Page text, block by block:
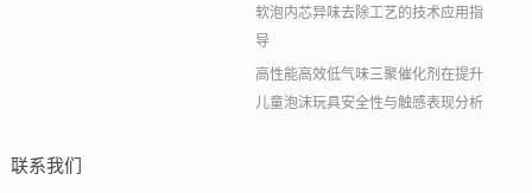
软泡内芯异味去除工艺的技术应用指
导
高性能高效低气味三聚催化剂在提升
儿童泡沫玩具安全性与触感表现分析
联系我们